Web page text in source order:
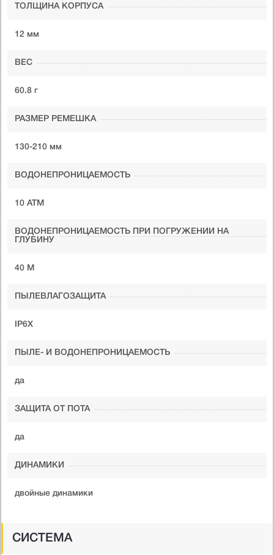
ТОЛЩИНА КОРПУСА
12 мм
ВЕС
60.8 г
РАЗМЕР РЕМЕШКА
130-210 мм
ВОДОНЕПРОНИЦАЕМОСТЬ
10 ATM
ВОДОНЕПРОНИЦАЕМОСТЬ ПРИ ПОГРУЖЕНИИ НА
ГЛУБИНУ
40 М
ПЫЛЕВЛАГОЗАЩИТА
IP6X
ПЫЛЕ- И ВОДОНЕПРОНИЦАЕМОСТЬ
да
ЗАЩИТА ОТ ПОТА
да
ДИНАМИКИ
двойные динамики
СИСТЕМА